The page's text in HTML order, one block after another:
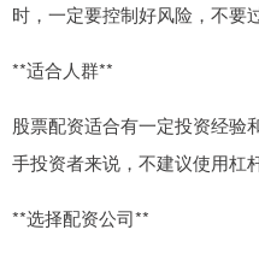
时，一定要控制好风险，不要
**适合人群**
股票配资适合有一定投资经验
手投资者来说，不建议使用杠
**选择配资公司**